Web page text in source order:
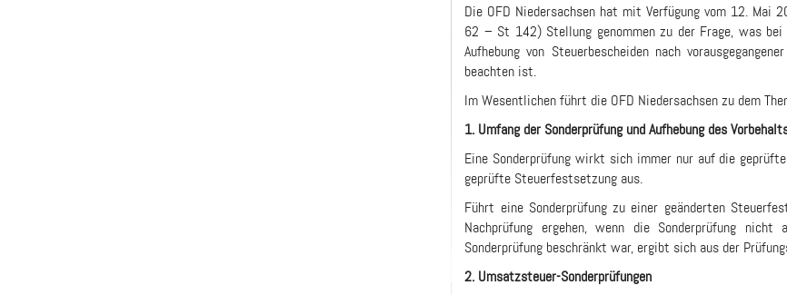
Die OFD Niedersachsen hat mit Verfügung vom 12. Mai
62 – St 142) Stellung genommen zu der Frage, was bei
Aufhebung von Steuerbescheiden nach
beachten ist.
Im Wesentlichen führt die OFD Niedersachsen zu dem
1. Umfang der Sonderprüfung und Aufhebung des
Eine Sonderprüfung wirkt sich immer nur auf die
geprüfte Steuerfestsetzung aus.
Führt eine Sonderprüfung zu einer geänderten
Nachprüfung ergehen, wenn die Sonderprüfung
Sonderprüfung beschränkt war, ergibt sich aus der
2. Umsatzsteuer-Sonderprüfungen